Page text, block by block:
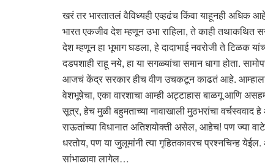
खरं तर भारतातलं वैविध्यही एव्हढंच किंवा याहूनही अधिक
भारत एकजीव देश म्हणून उभा राहिला, ते काही तथाकथित
देश म्हणून हा भूभाग घडला, हे दादाभाई नवरोजी ते टिळक
दडपशाही राहू नये, हा या सगळ्यांचा समान धागा होता.
आजचं केंद्र सरकार हीच वीण उचकटून काढतं आहे. आम्हाला
वेशभूषेचा, एका वारशाचा आम्ही अट्टाहास बाळगू आणि
सूत्र, हेच मुळी बहुमताच्या नावाखाली मुठभरांचा
राऊतांच्या विधानात अतिशयोक्ती असेल, आहेच! पण ज्या
धरतोय, पण या जुलूमांनी त्या गृहितकावरच प्रश्नचिन्ह
सांभाळावा लागेल…